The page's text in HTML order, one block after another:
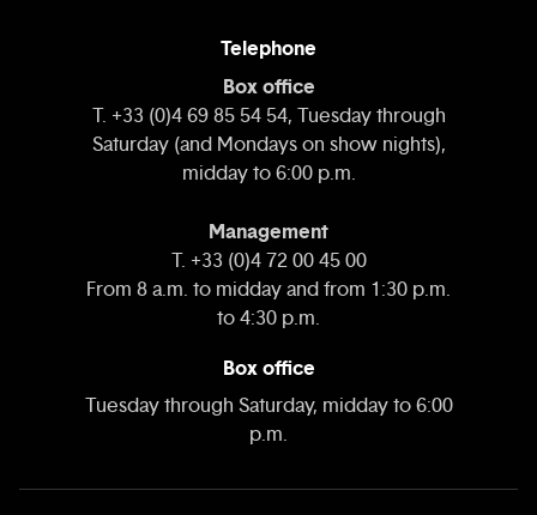
Telephone
Box office
T. +33 (0)4 69 85 54 54, Tuesday through
Saturday (and Mondays on show nights),
midday to 6:00 p.m.
Management
T. +33 (0)4 72 00 45 00
From 8 a.m. to midday and from 1:30 p.m.
to 4:30 p.m.
Box office
Tuesday through Saturday, midday to 6:00
p.m.